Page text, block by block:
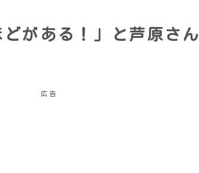
がある！」と芦原さん
広告